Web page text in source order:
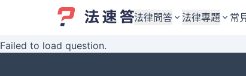
法律問答
婚姻與監護權
法律專題
婚姻與監護權
常
Failed to load question.